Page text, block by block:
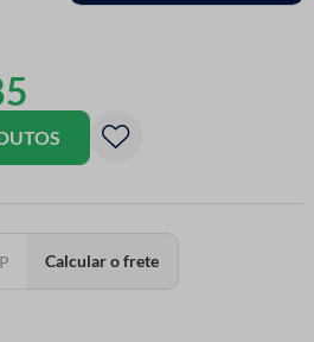
Calcular o frete